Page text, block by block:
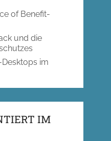
of Benefit-
und die
im
IM